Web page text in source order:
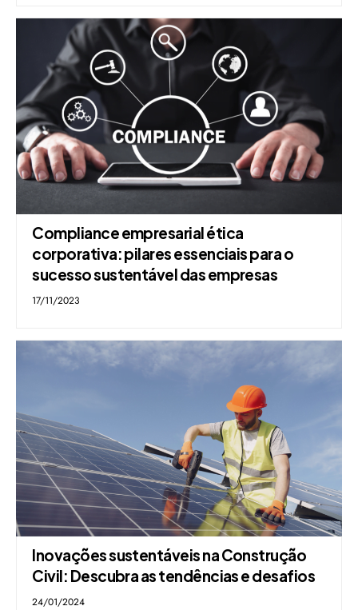
Compliance empresarial ética
corporativa: pilares essenciais para o
sucesso sustentável das empresas
17/11/2023
Inovações sustentáveis na Construção
Civil: Descubra as tendências e desafios
24/01/2024